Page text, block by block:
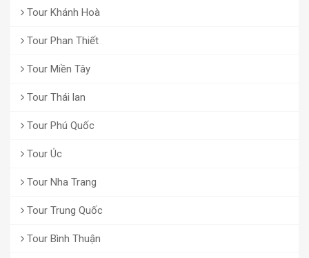
Tour Khánh Hoà
Tour Phan Thiết
Tour Miền Tây
Tour Thái lan
Tour Phú Quốc
Tour Úc
Tour Nha Trang
Tour Trung Quốc
Tour Bình Thuận